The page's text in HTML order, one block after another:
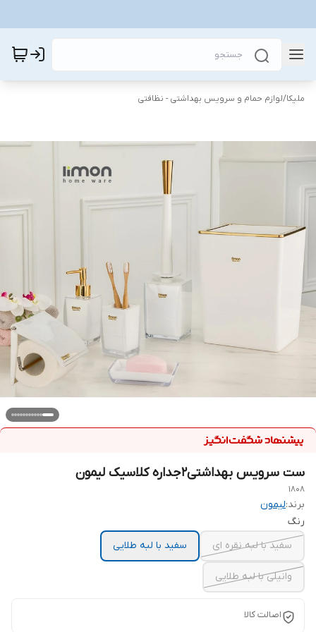
ملیکا/لوازم حمام و سرویس بهداشتی - نظافتی
ست سرویس بهداشتی2جداره کلاسیک لیمون
1808
برند:لیمون
رنگ
سفید با لبه نقره ای
سفید با لبه طلایی
وانیلی با لبه طلایی
اصالت کالا